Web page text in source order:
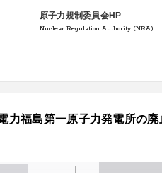
原子力規制委員会HP
Nuclear Regulation Authority (NRA)
福島第一原子力発電所の